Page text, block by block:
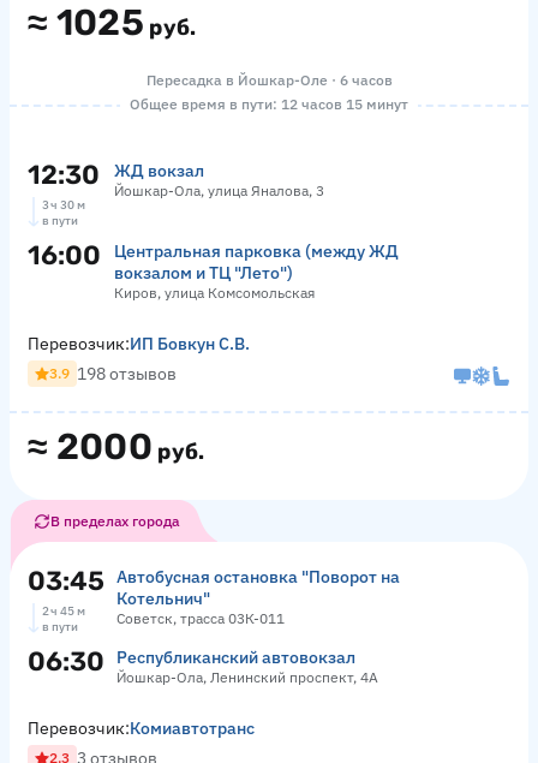
≈ 1025 руб.
Пересадка в Йошкар-Оле · 6 часов
Общее время в пути: 12 часов 15 минут
12:30 ЖД вокзал
Йошкар-Ола, улица Яналова, 3
3 ч 30 м
в пути
16:00
Центральная парковка (между ЖД
вокзалом и ТЦ "Лето")
Киров, улица Комсомольская
≈ 2000 руб.
Перевозчик:ИП Бовкун С.В.
3.9 198 отзывов
В пределах города
03:45
Автобусная остановка "Поворот на
Котельнич"
Советск, трасса 03К-011
2 ч 45 м
в пути
06:30 Республиканский автовокзал
Йошкар-Ола, Ленинский проспект, 4А
Перевозчик:Комиавтотранс
2.3 3 отзывов